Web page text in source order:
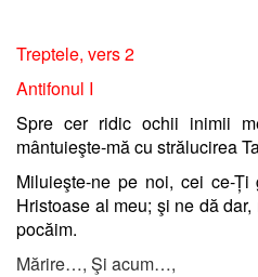
Treptele, vers 2
Antifonul I
Spre cer ridic ochii inimii
mântuieşte-mă cu strălucirea
Miluieşte-ne pe noi, cei ce-
Hristoase al meu; şi ne dă
pocăim.
Mărire…, Şi acum…,